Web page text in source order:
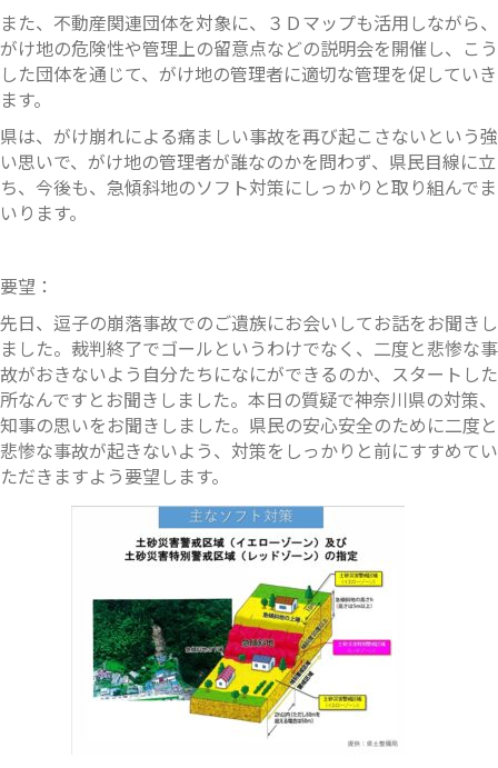
また、不動産関連団体を対象に、３Ｄマップも活用しながら、
がけ地の危険性や管理上の留意点などの説明会を開催し、こう
した団体を通じて、がけ地の管理者に適切な管理を促していき
ます。
県は、がけ崩れによる痛ましい事故を再び起こさないという強
い思いで、がけ地の管理者が誰なのかを問わず、県民目線に立
ち、今後も、急傾斜地のソフト対策にしっかりと取り組んでま
いります。
要望：
先日、逗子の崩落事故でのご遺族にお会いしてお話をお聞きし
ました。裁判終了でゴールというわけでなく、二度と悲惨な事
故がおきないよう自分たちになにができるのか、スタートした
所なんですとお聞きしました。本日の質疑で神奈川県の対策、
知事の思いをお聞きしました。県民の安心安全のために二度と
悲惨な事故が起きないよう、対策をしっかりと前にすすめてい
ただきますよう要望します。